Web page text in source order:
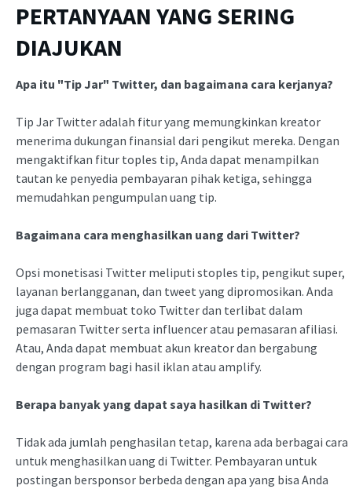
PERTANYAAN YANG SERING
DIAJUKAN
Apa itu "Tip Jar" Twitter, dan bagaimana cara kerjanya?
Tip Jar Twitter adalah fitur yang memungkinkan kreator
menerima dukungan finansial dari pengikut mereka. Dengan
mengaktifkan fitur toples tip, Anda dapat menampilkan
tautan ke penyedia pembayaran pihak ketiga, sehingga
memudahkan pengumpulan uang tip.
Bagaimana cara menghasilkan uang dari Twitter?
Opsi monetisasi Twitter meliputi stoples tip, pengikut super,
layanan berlangganan, dan tweet yang dipromosikan. Anda
juga dapat membuat toko Twitter dan terlibat dalam
pemasaran Twitter serta influencer atau pemasaran afiliasi.
Atau, Anda dapat membuat akun kreator dan bergabung
dengan program bagi hasil iklan atau amplify.
Berapa banyak yang dapat saya hasilkan di Twitter?
Tidak ada jumlah penghasilan tetap, karena ada berbagai cara
untuk menghasilkan uang di Twitter. Pembayaran untuk
postingan bersponsor berbeda dengan apa yang bisa Anda